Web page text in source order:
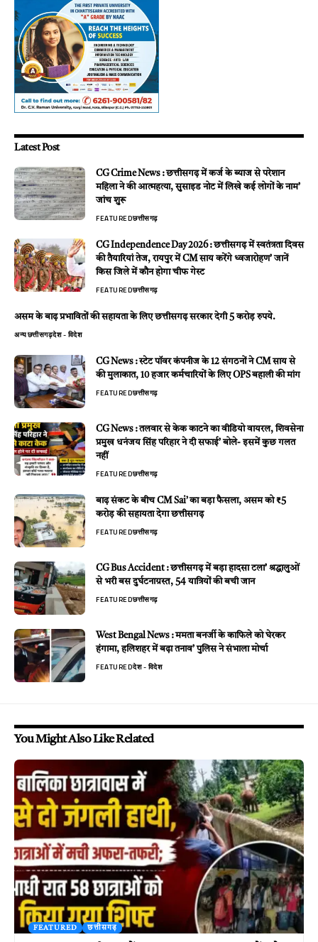
Latest Post
CG Crime News : छत्तीसगढ़ में कर्ज के ब्याज से परेशान
महिला ने की आत्महत्या, सुसाइड नोट में लिखे कई लोगों के नाम’
जांच शुरू
FEATUREDछत्तीसगढ़
CG Independence Day 2026 : छत्तीसगढ़ में स्वतंत्रता दिवस
की तैयारियां तेज, रायपुर में CM साय करेंगे ध्वजारोहण’ जानें
किस जिले में कौन होगा चीफ गेस्ट
FEATUREDछत्तीसगढ़
असम के बाढ़ प्रभावितों की सहायता के लिए छत्तीसगढ़ सरकार देगी 5 करोड़ रुपये.
अन्यछत्तीसगढ़देश - विदेश
CG News : स्टेट पॉवर कंपनीज के 12 संगठनों ने CM साय से
की मुलाकात, 10 हजार कर्मचारियों के लिए OPS बहाली की मांग
FEATUREDछत्तीसगढ़
CG News : तलवार से केक काटने का वीडियो वायरल, शिवसेना
प्रमुख धनंजय सिंह परिहार ने दी सफाई’ बोले- इसमें कुछ गलत
नहीं
FEATUREDछत्तीसगढ़
बाढ़ संकट के बीच CM Sai’ का बड़ा फैसला, असम को ₹5
करोड़ की सहायता देगा छत्तीसगढ़
FEATUREDछत्तीसगढ़
CG Bus Accident : छत्तीसगढ़ में बड़ा हादसा टला’ श्रद्धालुओं
से भरी बस दुर्घटनाग्रस्त, 54 यात्रियों की बची जान
FEATUREDछत्तीसगढ़
West Bengal News : ममता बनर्जी के काफिले को घेरकर
हंगामा, हलिशहर में बढ़ा तनाव’ पुलिस ने संभाला मोर्चा
FEATUREDदेश - विदेश
You Might Also Like Related
FEATURED छत्तीसगढ़